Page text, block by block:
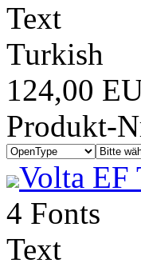
Text
Turkish
124,00
Produkt-
Volta EF
4 Fonts
Text